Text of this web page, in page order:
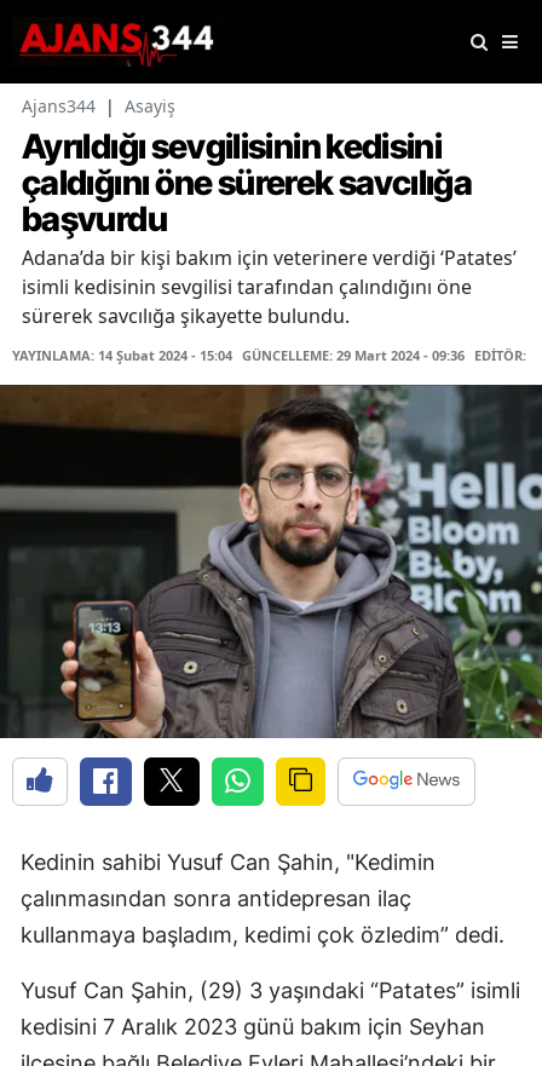
Ajans344 | Asayiş
Ayrıldığı sevgilisinin kedisini
çaldığını öne sürerek savcılığa
başvurdu
Adana’da bir kişi bakım için veterinere verdiği ‘Patates’
isimli kedisinin sevgilisi tarafından çalındığını öne
sürerek savcılığa şikayette bulundu.
YAYINLAMA: 14 Şubat 2024 - 15:04 GÜNCELLEME: 29 Mart 2024 - 09:36 EDİTÖR:
Kedinin sahibi Yusuf Can Şahin, "Kedimin
çalınmasından sonra antidepresan ilaç
kullanmaya başladım, kedimi çok özledim” dedi.
Yusuf Can Şahin, (29) 3 yaşındaki “Patates” isimli
kedisini 7 Aralık 2023 günü bakım için Seyhan